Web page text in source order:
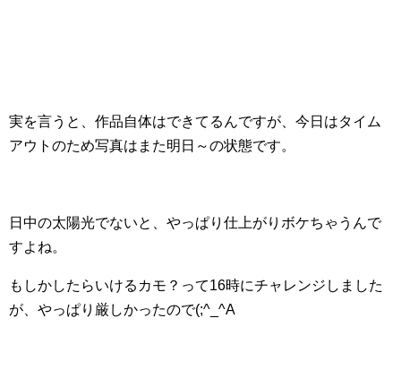
実を言うと、作品自体はできてるんですが、今日はタイム
アウトのため写真はまた明日～の状態です。
日中の太陽光でないと、やっぱり仕上がりボケちゃうんで
すよね。
もしかしたらいけるカモ？って16時にチャレンジしました
が、やっぱり厳しかったので(;^_^A